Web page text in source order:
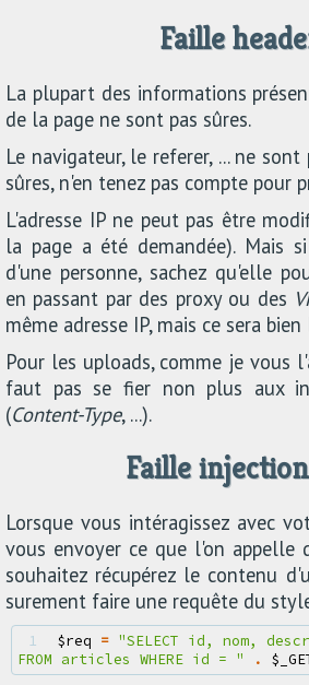
Faille
La plupart des informations
de la page ne sont pas sûres.
Le navigateur, le referer, ... ne
sûres, n'en tenez pas compte pour
L'adresse IP ne peut pas être
la page a été demandée). Mais
d'une personne, sachez qu'elle
en passant par des proxy ou des
même adresse IP, mais ce sera
Pour les uploads, comme je vous
faut pas se fier non plus aux
(Content-Type, ...).
Faille
Lorsque vous intéragissez avec
vous envoyer ce que l'on appelle
souhaitez récupérez le contenu
surement faire une requête du
1 $req = "SELECT id, nom,
FROM articles WHERE id = "
.